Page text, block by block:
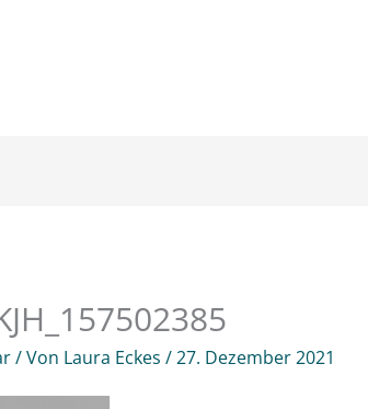
/ Von Laura Eckes /27. Dezember 2021